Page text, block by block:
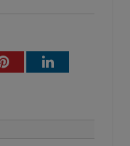
PinterestLinkedIn